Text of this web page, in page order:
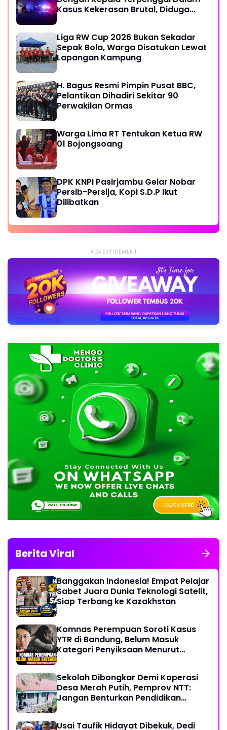
Kasus Kekerasan Brutal, Diduga
Liga RW Cup 2026 Bukan Sekadar
Sepak Bola, Warga Disatukan Lewat
Lapangan Kampung
H. Bagus Resmi Pimpin Pusat BBC,
Pelantikan Dihadiri Sekitar 90
Perwakilan Ormas
Warga Lima RT Tentukan Ketua RW
01 Bojongsoang
DPK KNPI Pasirjambu Gelar Nobar
Persib-Persija, Kopi S.D.P Ikut
Dilibatkan
ADVERTISEMENT
Berita Viral
Banggakan Indonesia! Empat Pelajar
Sabet Juara Dunia Teknologi Satelit,
Siap Terbang ke Kazakhstan
Komnas Perempuan Soroti Kasus
YTR di Bandung, Belum Masuk
Kategori Penyiksaan Menurut
Sekolah Dibongkar Demi Koperasi
Desa Merah Putih, Pemprov NTT:
Jangan Benturkan Pendidikan
Usai Taufik Hidayat Dibekuk, Dedi